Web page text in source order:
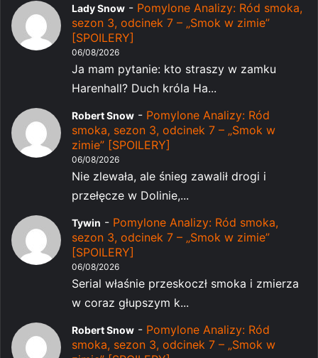
Lady Snow - Pomylone Analizy: Ród smoka,
sezon 3, odcinek 7 – „Smok w zimie”
[SPOILERY]
06/08/2026
Ja mam pytanie: kto straszy w zamku
Harenhall? Duch króla Ha...
Robert Snow - Pomylone Analizy: Ród
smoka, sezon 3, odcinek 7 – „Smok w
zimie” [SPOILERY]
06/08/2026
Nie zlewała, ale śnieg zawalił drogi i
przełęcze w Dolinie,...
Tywin - Pomylone Analizy: Ród smoka,
sezon 3, odcinek 7 – „Smok w zimie”
[SPOILERY]
06/08/2026
Serial właśnie przeskoczł smoka i zmierza
w coraz głupszym k...
Robert Snow - Pomylone Analizy: Ród
smoka, sezon 3, odcinek 7 – „Smok w